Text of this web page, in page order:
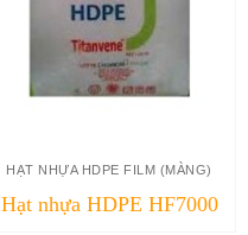
HẠT NHỰA HDPE FILM (MÀNG)
Hạt nhựa HDPE HF7000